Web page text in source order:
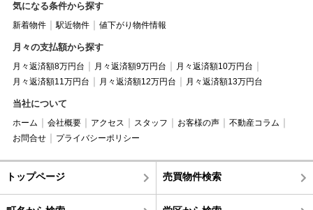
気になる条件から探す
新着物件 駅近物件 値下がり物件情報
月々の支払額から探す
月々返済額8万円台 月々返済額9万円台
月々返済額10万円台
月々返済額11万円台
月々返済額12万円台 月々返済額13万円台
当社について
ホーム 会社概要 アクセス スタッフ お客様の声
不動産コラム
お問合せ
プライバシーポリシー
トップページ 売買物件検索